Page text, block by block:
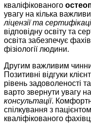
кваліфікованого
увагу на кілька
ліцензії та
відповідну освіту та
освіта забезпечує
фізіології людини.
Другим важливим
Позитивні відгуки
рівень задоволеності
варто звернути увагу на
консультації.
спілкування з
кваліфікованого